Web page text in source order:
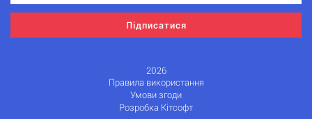
Підписатися
2026
Правила використання
Умови згоди
Розробка Кітсофт